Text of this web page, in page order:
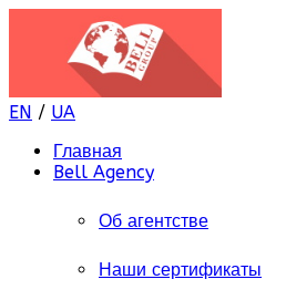
EN / UA
Главная
Bell Agency
Об агентстве
Наши сертификаты